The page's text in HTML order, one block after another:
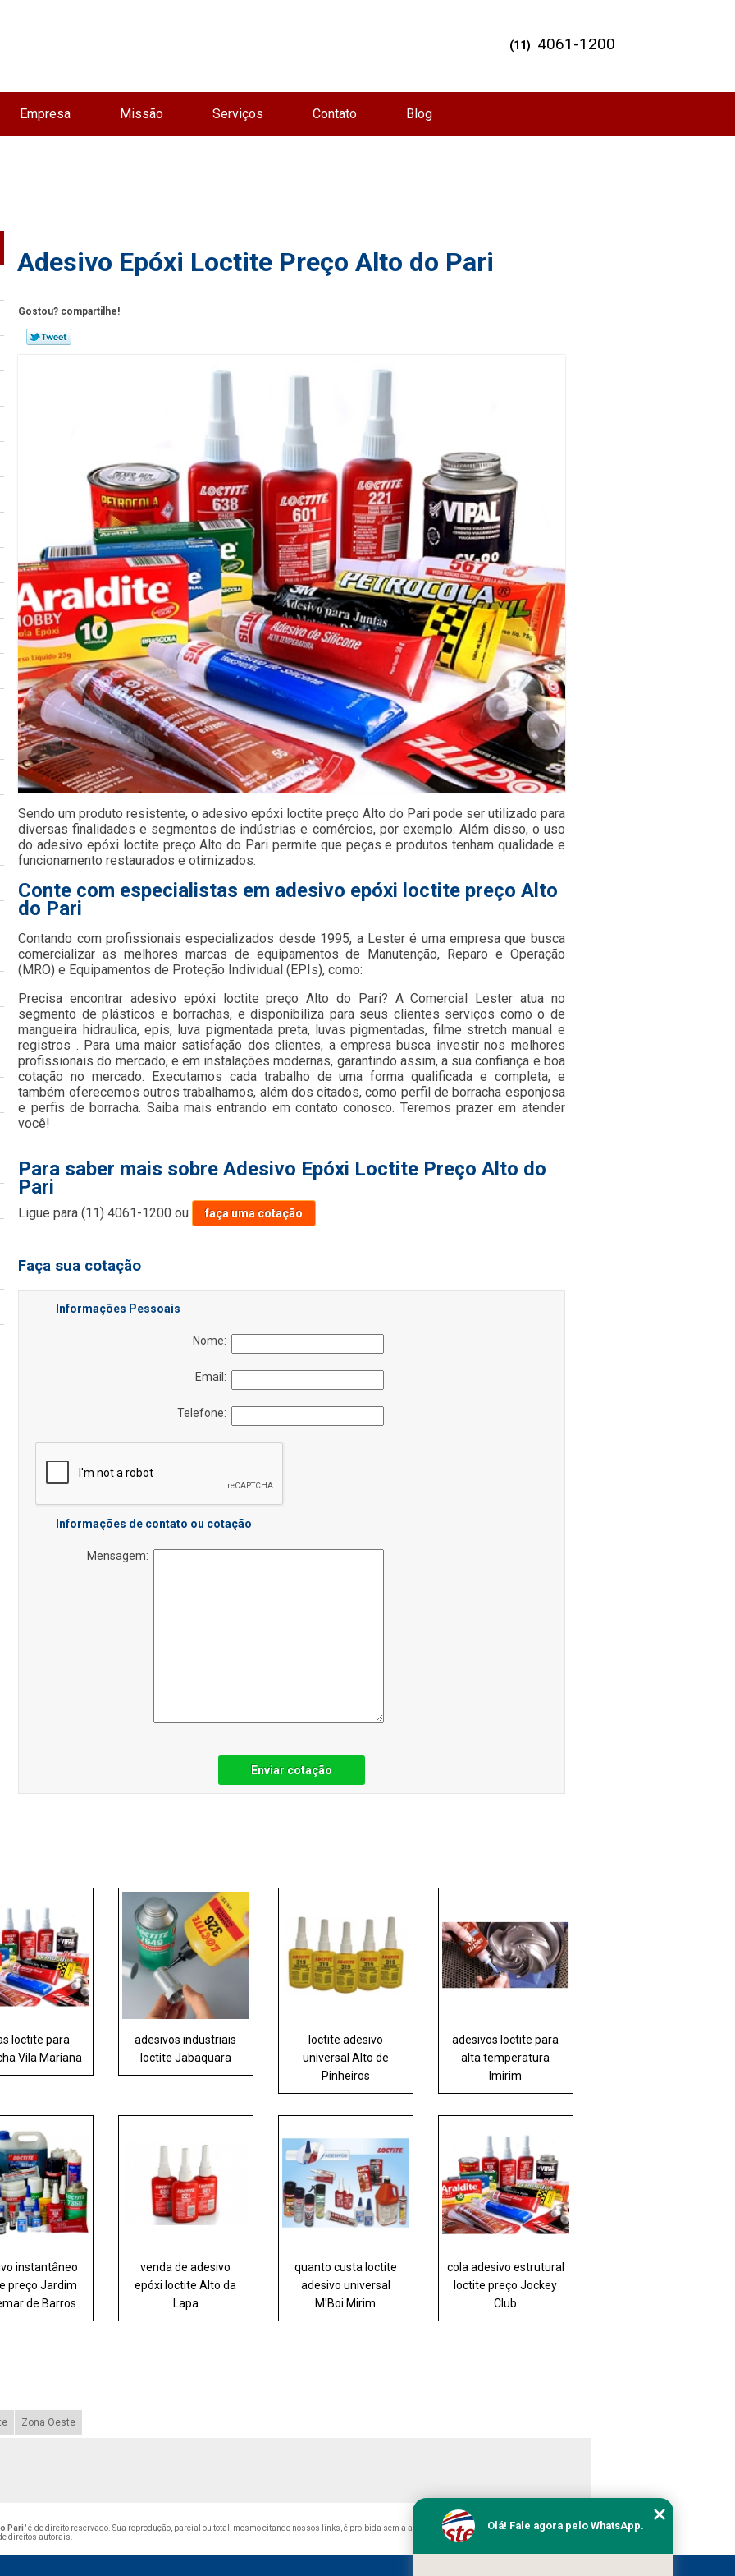
Empresa Missão Serviços Contato Blog
(11) 4061-1200
Adesivo Epóxi Loctite Preço Alto do Pari
Gostou? compartilhe!
Sendo um produto resistente, o adesivo epóxi loctite preço Alto do Pari pode ser utilizado para
diversas finalidades e segmentos de indústrias e comércios, por exemplo. Além disso, o uso
do adesivo epóxi loctite preço Alto do Pari permite que peças e produtos tenham qualidade e
funcionamento restaurados e otimizados.
Conte com especialistas em adesivo epóxi loctite preço Alto
do Pari
Contando com profissionais especializados desde 1995, a Lester é uma empresa que busca
comercializar as melhores marcas de equipamentos de Manutenção, Reparo e Operação
(MRO) e Equipamentos de Proteção Individual (EPIs), como:
Precisa encontrar adesivo epóxi loctite preço Alto do Pari? A Comercial Lester atua no
segmento de plásticos e borrachas, e disponibiliza para seus clientes serviços como o de
mangueira hidraulica, epis, luva pigmentada preta, luvas pigmentadas, filme stretch manual e
registros . Para uma maior satisfação dos clientes, a empresa busca investir nos melhores
profissionais do mercado, e em instalações modernas, garantindo assim, a sua confiança e boa
cotação no mercado. Executamos cada trabalho de uma forma qualificada e completa, e
também oferecemos outros trabalhamos, além dos citados, como perfil de borracha esponjosa
e perfis de borracha. Saiba mais entrando em contato conosco. Teremos prazer em atender
você!
Para saber mais sobre Adesivo Epóxi Loctite Preço Alto do
Pari
Ligue para(11) 4061-1200 ou faça uma cotação
Faça sua cotação
Informações Pessoais
Nome:
Email:
Telefone:
Informações de contato ou cotação
Mensagem:
Enviar cotação
loctite para
Vila Mariana
adesivos industriais
loctite Jabaquara
loctite adesivo
universal Alto de
Pinheiros
adesivos loctite para
alta temperatura
Imirim
instantâneo
preço Jardim
de Barros
venda de adesivo
epóxi loctite Alto da
Lapa
quanto custa loctite
adesivo universal
M'Boi Mirim
cola adesivo estrutural
loctite preço Jockey
Club
Zona Oeste
Pari" é de direito reservado. Sua reprodução, parcial ou total, mesmo citando nossos links, é proibida sem a autorização do autor. Crime de violação de direito
direitos autorais
Olá! Fale agora pelo WhatsApp.